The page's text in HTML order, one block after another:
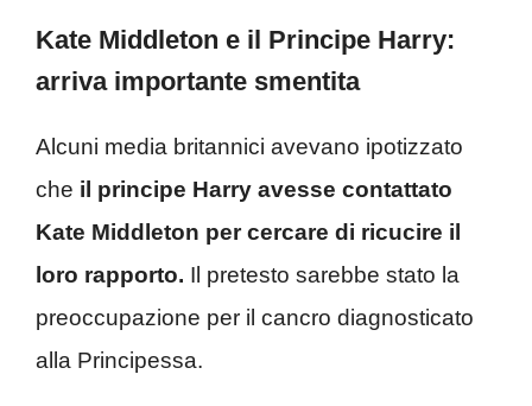
Kate Middleton e il Principe Harry:
arriva importante smentita
Alcuni media britannici avevano ipotizzato
che il principe Harry avesse contattato
Kate Middleton per cercare di ricucire il
loro rapporto. Il pretesto sarebbe stato la
preoccupazione per il cancro diagnosticato
alla Principessa.